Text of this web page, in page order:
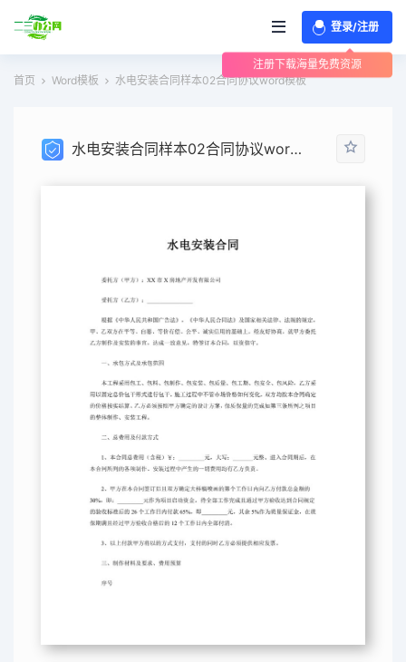
登录/注册
注册下载海量免费资源
首页 Word模板 水电安装合同样本02合同协议word模板
水电安装合同样本02合同协议word模板